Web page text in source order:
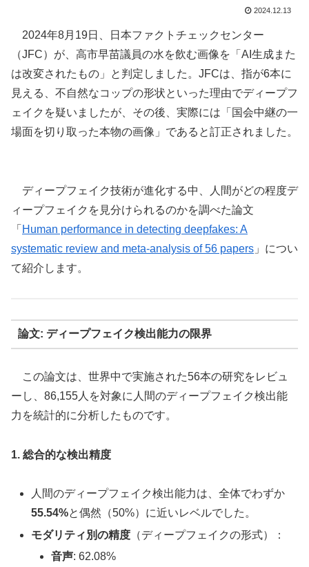
2024.12.13
2024年8月19日、日本ファクトチェックセンター
（JFC）が、高市早苗議員の水を飲む画像を「AI生成また
は改変されたもの」と判定しました​。JFCは、指が6本に
見える、不自然なコップの形状といった理由でディープフ
ェイクを疑いましたが、その後、実際には「国会中継の一
場面を切り取った本物の画像」であると訂正されました。
ディープフェイク技術が進化する中、人間がどの程度デ
ィープフェイクを見分けられるのかを調べた論文
「 Human performance in detecting deepfakes: A
systematic review and meta-analysis of 56 papers 」につい
て紹介します。
論文: ディープフェイク検出能力の限界
この論文は、世界中で実施された56本の研究をレビュ
ーし、86,155人を対象に人間のディープフェイク検出能
力を統計的に分析したものです。
1. 総合的な検出精度
人間のディープフェイク検出能力は、全体でわずか
55.54%と偶然（50%）に近いレベルでした。
モダリティ別の精度 （ディープフェイクの形式）：
音声: 62.08%